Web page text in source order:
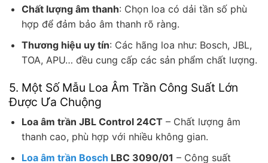
Chất lượng âm thanh: Chọn loa có dải tần số phù
hợp để đảm bảo âm thanh rõ ràng.
Thương hiệu uy tín: Các hãng loa như: Bosch, JBL,
TOA, APU… đều cung cấp các sản phẩm chất lượng.
5. Một Số Mẫu Loa Âm Trần Công Suất Lớn
Được Ưa Chuộng
Loa âm trần JBL Control 24CT – Chất lượng âm
thanh cao, phù hợp với nhiều không gian.
Loa âm trần Bosch LBC 3090/01 – Công suất